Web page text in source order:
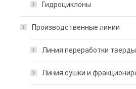
Гидроциклоны
Производственные линии
Линия переработки
Линия сушки и